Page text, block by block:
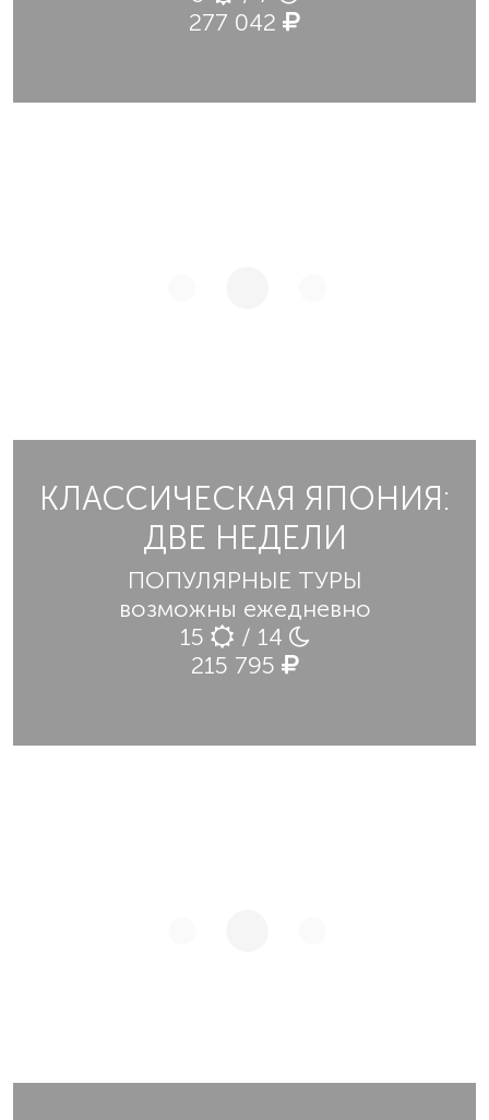
277 042
КЛАССИЧЕСКАЯ ЯПОНИЯ:
ДВЕ НЕДЕЛИ
ПОПУЛЯРНЫЕ ТУРЫ
возможны ежедневно
15
/ 14
215 795